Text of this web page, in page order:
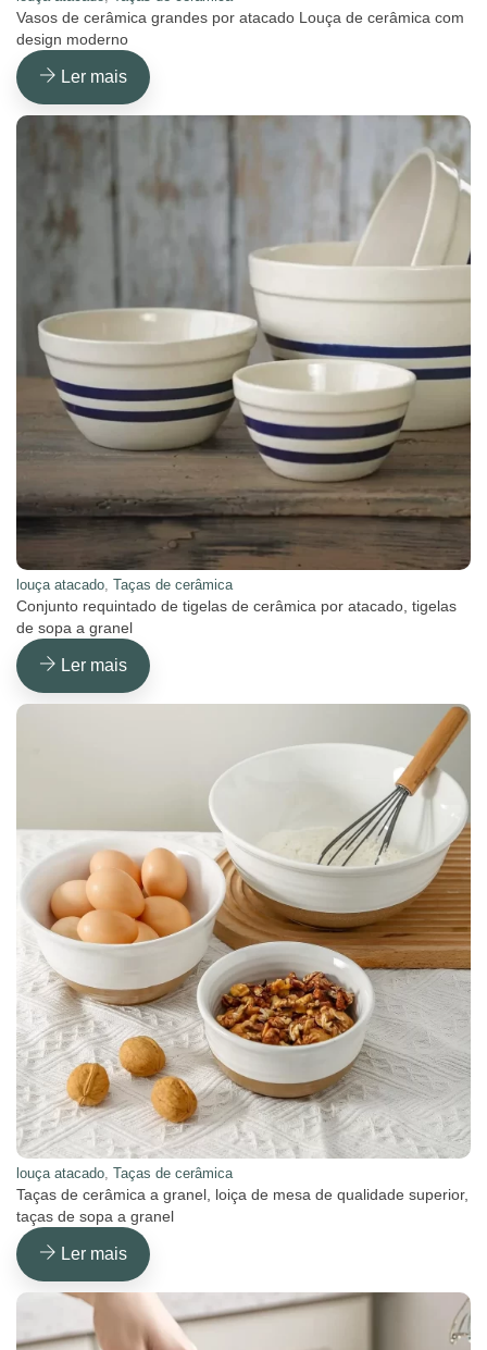
Vasos de cerâmica grandes por atacado Louça de cerâmica com
design moderno
Ler mais
louça atacado, Taças de cerâmica
Conjunto requintado de tigelas de cerâmica por atacado, tigelas
de sopa a granel
Ler mais
louça atacado, Taças de cerâmica
Taças de cerâmica a granel, loiça de mesa de qualidade superior,
taças de sopa a granel
Ler mais